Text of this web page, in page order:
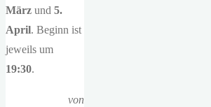
März und 5.
April. Beginn ist
jeweils um
19:30.
von